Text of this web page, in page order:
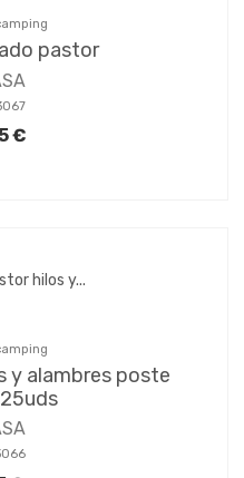
pastor
€
y alambres poste